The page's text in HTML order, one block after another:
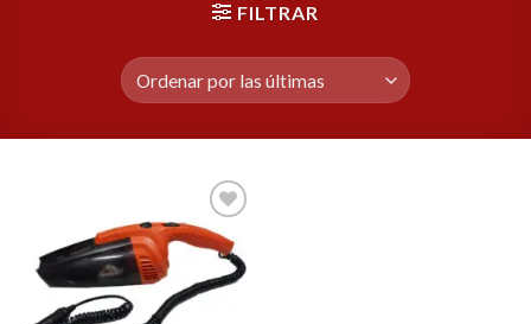
FILTRAR
Añadir
a la
lista de
deseos